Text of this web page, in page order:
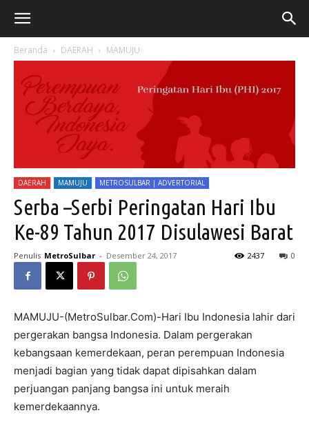
Beranda DAERAH MAMUJU
DAERAH MAMUJU METROSULBAR | ADVERTORIAL
Serba –Serbi Peringatan Hari Ibu
Ke-89 Tahun 2017 Disulawesi Barat
Penulis MetroSulbar - Desember 24, 2017 0
2437
MAMUJU-(MetroSulbar.Com)-Hari Ibu Indonesia lahir dari
pergerakan bangsa Indonesia. Dalam pergerakan
kebangsaan kemerdekaan, peran perempuan Indonesia
menjadi bagian yang tidak dapat dipisahkan dalam
perjuangan panjang bangsa ini untuk meraih
kemerdekaannya.